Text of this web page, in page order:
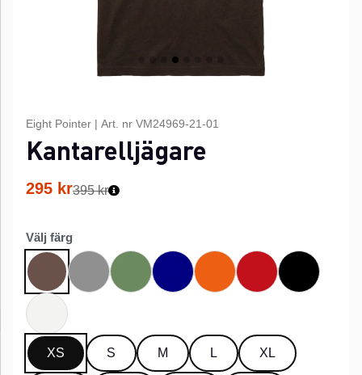
Eight Pointer | Art. nr VM24969-21-01
Kantarelljägare
295 kr395 kr
Välj färg
Brun
Grå Grön MarinblåOrangeRöd Svart
Vit
XS S M L XL